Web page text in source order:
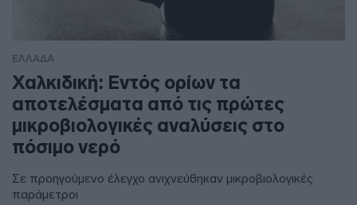
ΕΛΛΑΔΑ
Χαλκιδική: Εντός ορίων τα
αποτελέσματα από τις πρώτες
μικροβιολογικές αναλύσεις στο
πόσιμο νερό
Σε προηγούμενο έλεγχο ανιχνεύθηκαν μικροβιολογικές
παράμετροι